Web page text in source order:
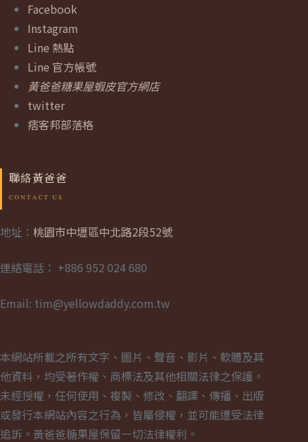
Facebook
Instagram
Line 熱點
Line 官方帳號
黃爸爸糖果屋蝦皮官方網店
twitter
痞客邦部落格
聯絡黃爸爸
地址： 桃園市中壢區中北路2段52號
連絡電話： +886 952 024 680
Email: tim@yellowdaddy.com.tw
本網站所載之所有文字、圖片、聲音、影片、軟體及其
他資料，均受著作權、商標法及其他相關法律之保護。
未經授權，任何使用、複製、修改、翻譯、傳播、出版
或發行本網站內容之行為，皆屬侵權，並可能遭受法律
追訴。黃爸爸糖果屋保留一切法律權利。